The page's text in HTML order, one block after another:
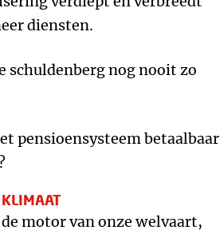
diensten.
schuldenberg nog nooit zo
pensioensysteem betaalbaar
motor van onze welvaart,